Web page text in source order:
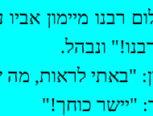
רבנו מיימון
ונבהל.
"באתי לראות,
"יישר כוחך!"